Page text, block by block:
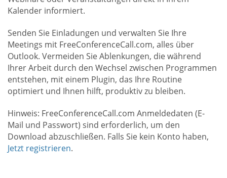
Kalender informiert.
Senden Sie Einladungen und verwalten Sie Ihre
Meetings mit FreeConferenceCall.com, alles über
Outlook. Vermeiden Sie Ablenkungen, die während
Ihrer Arbeit durch den Wechsel zwischen Programmen
entstehen, mit einem Plugin, das Ihre Routine
optimiert und Ihnen hilft, produktiv zu bleiben.
Hinweis: FreeConferenceCall.com Anmeldedaten (E-
Mail und Passwort) sind erforderlich, um den
Download abzuschließen. Falls Sie kein Konto haben,
Jetzt registrieren.